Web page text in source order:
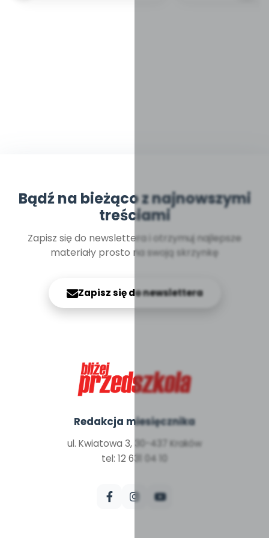
Bądź na bieżąco z najnowszymi
treściami
Zapisz się do newslettera i otrzymuj najlepsze
materiały prosto na swoją skrzynkę
Zapisz się do newslettera
Redakcja miesięcznika
ul. Kwiatowa 3, 30-437 Kraków
tel: 12 631 04 10